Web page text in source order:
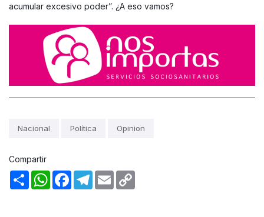
acumular excesivo poder”. ¿A eso vamos?
Nacional Política Opinion
Compartir
Share WhatsAppFacebookTelegram
Email